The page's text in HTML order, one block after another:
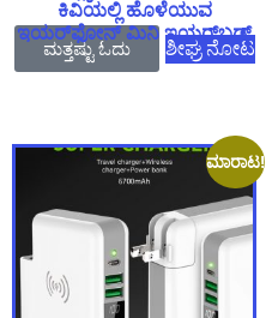
ಕಿವಿಯಲ್ಲಿ ಹೊಳೆಯುವ
ಇಯರ್‌ಫೋನ್ ಮಿನಿ ಇಯರ್‌ಬಡ್ಸ್
ಮತ್ತಷ್ಟು ಓದು ಶೀಘ್ರ ನೋಟ
ಮಾರಾಟ!